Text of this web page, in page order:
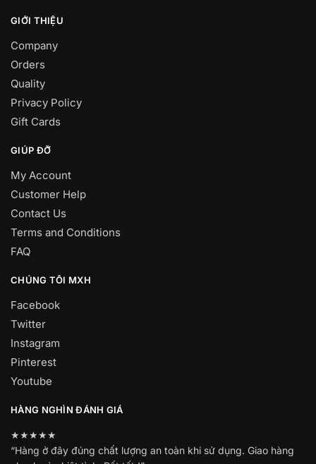
GIỚI THIỆU
Company
Orders
Quality
Privacy Policy
Gift Cards
GIÚP ĐỠ
My Account
Customer Help
Contact Us
Terms and Conditions
FAQ
CHÚNG TÔI MXH
Facebook
Twitter
Instagram
Pinterest
Youtube
HÀNG NGHÌN ĐÁNH GIÁ
★★★★★
“Hàng ở đây đúng chất lượng an toàn khi sử dụng. Giao hàng